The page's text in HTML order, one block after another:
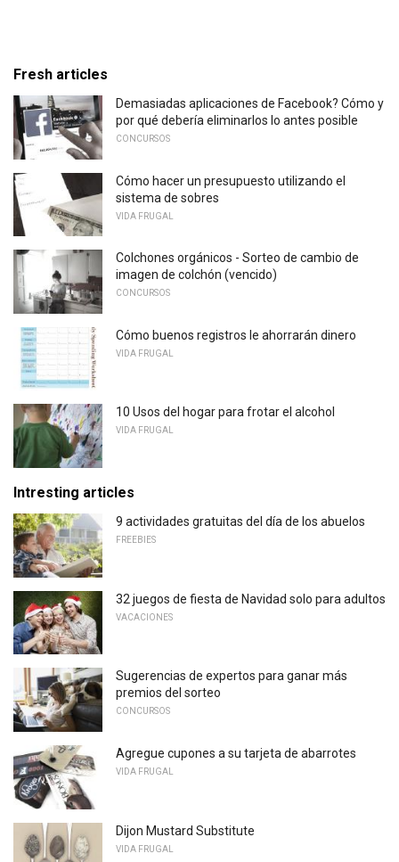
Fresh articles
Demasiadas aplicaciones de Facebook? Cómo y
por qué debería eliminarlos lo antes posible
CONCURSOS
Cómo hacer un presupuesto utilizando el
sistema de sobres
VIDA FRUGAL
Colchones orgánicos - Sorteo de cambio de
imagen de colchón (vencido)
CONCURSOS
Cómo buenos registros le ahorrarán dinero
VIDA FRUGAL
10 Usos del hogar para frotar el alcohol
VIDA FRUGAL
Intresting articles
9 actividades gratuitas del día de los abuelos
FREEBIES
32 juegos de fiesta de Navidad solo para adultos
VACACIONES
Sugerencias de expertos para ganar más
premios del sorteo
CONCURSOS
Agregue cupones a su tarjeta de abarrotes
VIDA FRUGAL
Dijon Mustard Substitute
VIDA FRUGAL